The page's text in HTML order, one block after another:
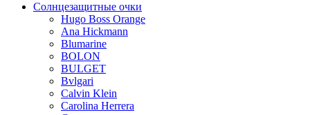
Солнцезащитные очки
Hugo Boss Orange
Ana Hickmann
Blumarine
BOLON
BULGET
Bvlgari
Calvin Klein
Carolina Herrera